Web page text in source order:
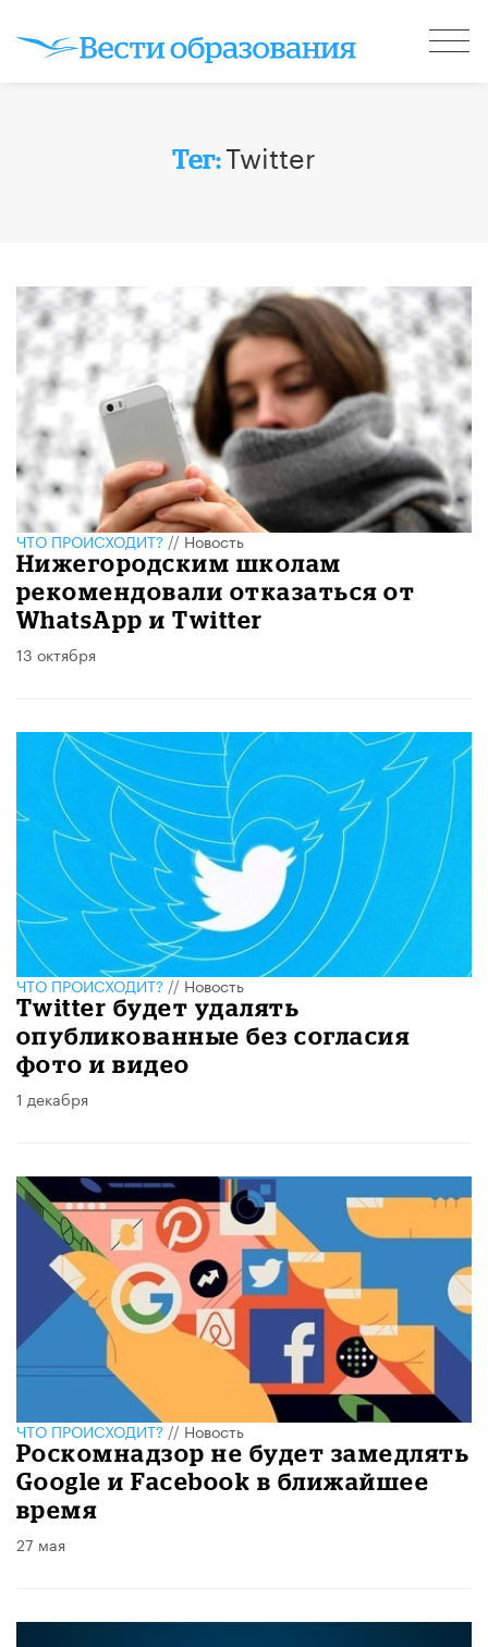
Тег:Twitter
ЧТО ПРОИСХОДИТ?//Новость
Нижегородским школам
рекомендовали отказаться от
WhatsApp и Twitter
13 октября
ЧТО ПРОИСХОДИТ?//Новость
Twitter будет удалять
опубликованные без согласия
фото и видео
1 декабря
ЧТО ПРОИСХОДИТ?//Новость
Роскомнадзор не будет замедлять
Google и Facebook в ближайшее
время
27 мая